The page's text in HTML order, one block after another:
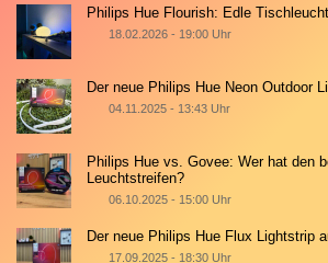
Philips Hue Flourish: Edle
18.02.2026 - 19:00 Uhr
Der neue Philips Hue Neon Outdoor
04.11.2025 - 13:43 Uhr
Philips Hue vs. Govee: Wer hat den
Leuchtstreifen?
06.10.2025 - 15:00 Uhr
Der neue Philips Hue Flux Lightstrip
17.09.2025 - 18:30 Uhr